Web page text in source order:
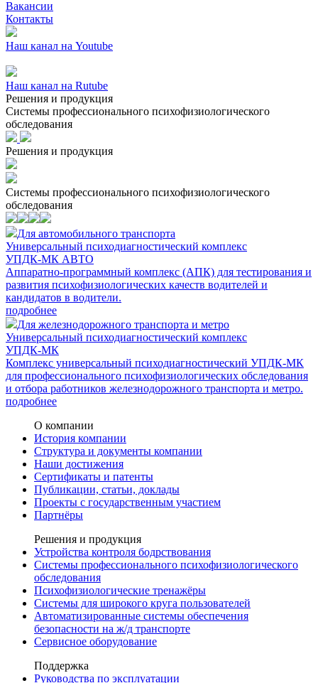
Вакансии
Контакты
Наш канал на Youtube
Наш канал на Rutube
Решения и продукция
Системы профессионального психофизиологического
обследования
Решения и продукция
Системы профессионального психофизиологического
обследования
Для автомобильного транспорта
Универсальный психодиагностический комплекс
УПДК-МК АВТО
Аппаратно-программный комплекс (АПК) для тестирования и
развития психофизиологических качеств водителей и
кандидатов в водители.
подробнее
Для железнодорожного транспорта и метро
Универсальный психодиагностический комплекс
УПДК-МК
Комплекс универсальный психодиагностический УПДК-МК
для профессионального психофизиологических обследования
и отбора работников железнодорожного транспорта и метро.
подробнее
О компании
История компании
Структура и документы компании
Наши достижения
Сертификаты и патенты
Публикации, статьи, доклады
Проекты с государственным участием
Партнёры
Решения и продукция
Устройства контроля бодрствования
Системы профессионального психофизиологического
обследования
Психофизиологические тренажёры
Системы для широкого круга пользователей
Автоматизированные системы обеспечения
безопасности на ж/д транспорте
Сервисное оборудование
Поддержка
Руководства по эксплуатации